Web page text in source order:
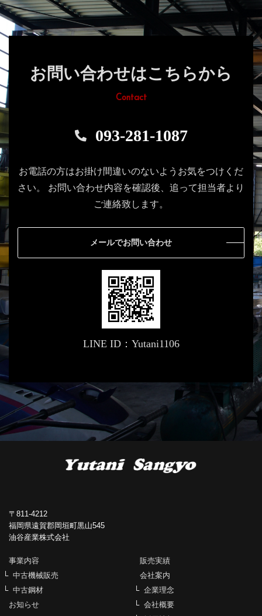
お問い合わせはこちらから
Contact
093-281-1087
お電話の方はお掛け間違いのないようお気をつけくだ
さい。
お問い合わせ内容を確認後、追って担当者より
ご連絡致します。
メールでお問い合わせ
LINE ID：Yutani1106
〒811-4212
福岡県遠賀郡岡垣町黒山545
油谷産業株式会社
事業内容
中古機械販売
中古鋼材
お知らせ
販売実績
会社案内
企業理念
会社概要